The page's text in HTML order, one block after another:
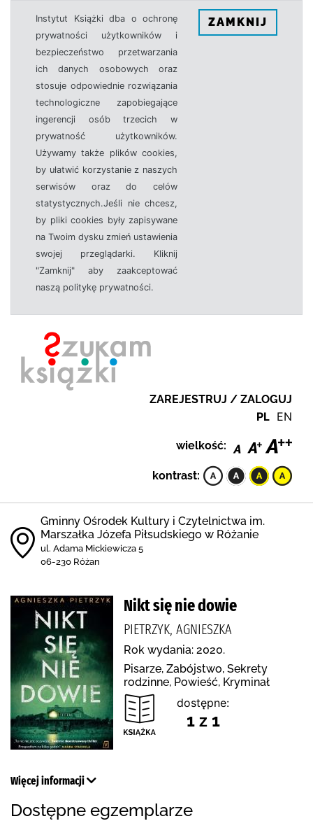
Instytut Książki dba o ochronę
prywatności użytkowników i
bezpieczeństwo przetwarzania
ich danych osobowych oraz
stosuje odpowiednie rozwiązania
technologiczne zapobiegające
ingerencji osób trzecich w
prywatność użytkowników.
Używamy także plików cookies,
by ułatwić korzystanie z naszych
serwisów oraz do celów
statystycznych.Jeśli nie chcesz,
by pliki cookies były zapisywane
na Twoim dysku zmień ustawienia
swojej przeglądarki. Kliknij
"Zamknij" aby zaakceptować
naszą politykę prywatności.
ZAMKNIJ
ZAREJESTRUJ / ZALOGUJ
PL EN
wielkość:
kontrast:
Gminny Ośrodek Kultury i Czytelnictwa im.
Marszałka Józefa Piłsudskiego w Różanie
ul. Adama Mickiewicza 5
06-230 Różan
Nikt się nie dowie
PIETRZYK, AGNIESZKA
Rok wydania: 2020.
Pisarze, Zabójstwo, Sekrety
rodzinne, Powieść, Kryminał
dostępne:
1 z 1
Więcej informacji
Dostępne egzemplarze